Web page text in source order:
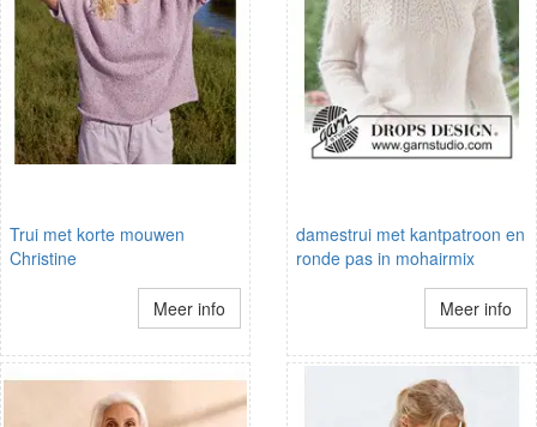
Trui met korte mouwen
Christine
Meer info
damestrui met kantpatroon en
ronde pas in mohairmix
Meer info